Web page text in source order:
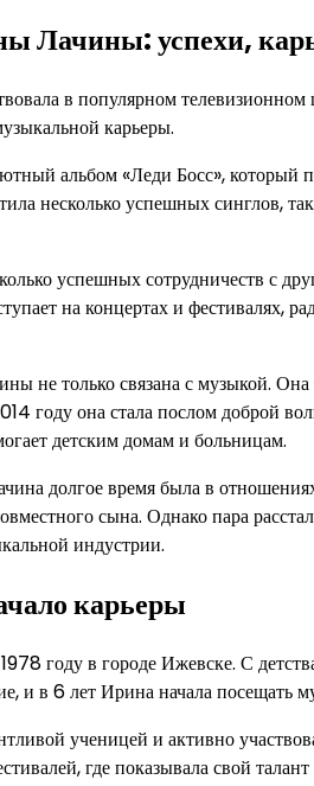
Лачины: успехи,
в популярном телевизионном
карьеры.
альбом «Леди Босс», который
несколько успешных синглов,
успешных сотрудничеств с
на концертах и фестивалях,
не только связана с музыкой. Она
году она стала послом доброй
детским домам и больницам.
долгое время была в
сына. Однако пара
индустрии.
карьеры
году в городе Ижевске. С
и в 6 лет Ирина начала посещать
ученицей и активно
где показывала свой